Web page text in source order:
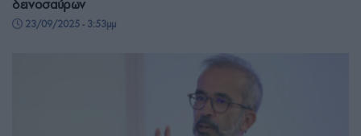
δεινοσαύρων
23/09/2025 - 3:53μμ